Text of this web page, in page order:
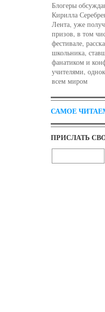
Блогеры
Кирилла
Лента, уже
призов, в том
фестивале,
школьника,
фанатиком и
учителями,
всем миром
САМОЕ
ПРИСЛАТЬ